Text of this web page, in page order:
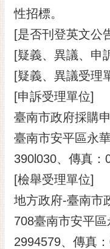
性招標。
[是否刊登英文公
[疑義、異議、申
[疑義、異議受理
[申訴受理單位]
臺南市政府採購
臺南市安平區永
390l030、傳真：
[檢舉受理單位]
地方政府-臺南市
708臺南市安平
2994579、傳真